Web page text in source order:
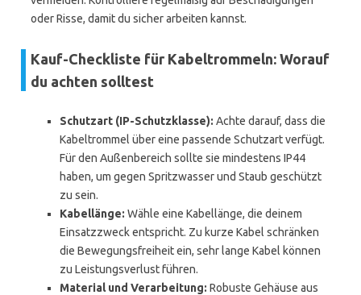
oder Risse, damit du sicher arbeiten kannst.
Kauf-Checkliste für Kabeltrommeln: Worauf
du achten solltest
Schutzart (IP-Schutzklasse): Achte darauf, dass die
Kabeltrommel über eine passende Schutzart verfügt.
Für den Außenbereich sollte sie mindestens IP44
haben, um gegen Spritzwasser und Staub geschützt
zu sein.
Kabellänge: Wähle eine Kabellänge, die deinem
Einsatzzweck entspricht. Zu kurze Kabel schränken
die Bewegungsfreiheit ein, sehr lange Kabel können
zu Leistungsverlust führen.
Material und Verarbeitung: Robuste Gehäuse aus